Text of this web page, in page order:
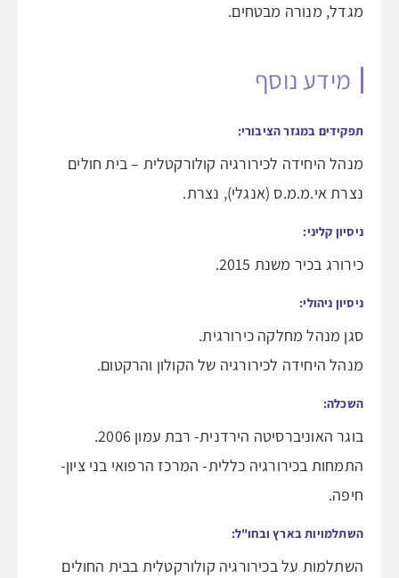
מגדל, מנורה מבטחים.
מידע נוסף
תפקידים במגזר הציבורי:
מנהל היחידה לכירורגיה קולורקטלית – בית חולים
נצרת אי.מ.מ.ס (אנגלי), נצרת.
ניסיון קליני:
כירורג בכיר משנת 2015.
ניסיון ניהולי:
סגן מנהל מחלקה כירורגית.
מנהל היחידה לכירורגיה של הקולון והרקטום.
השכלה:
בוגר האוניברסיטה הירדנית- רבת עמון 2006.
התמחות בכירורגיה כללית- המרכז הרפואי בני ציון-
חיפה.
השתלמויות בארץ ובחו"ל:
השתלמות על בכירורגיה קולורקטלית בבית החולים